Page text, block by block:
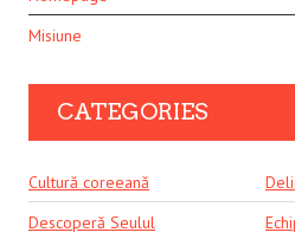
Misiune
CATEGORIES
Cultură coreeană
Descoperă Seulul